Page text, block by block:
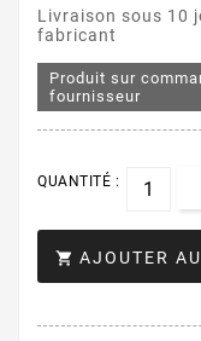
Livraison sous 10
fabricant
Produit sur
fournisseur
QUANTITÉ :
 AJOUTER